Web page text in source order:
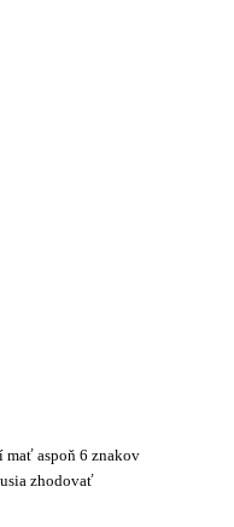
mať aspoň 6 znakov
zhodovať